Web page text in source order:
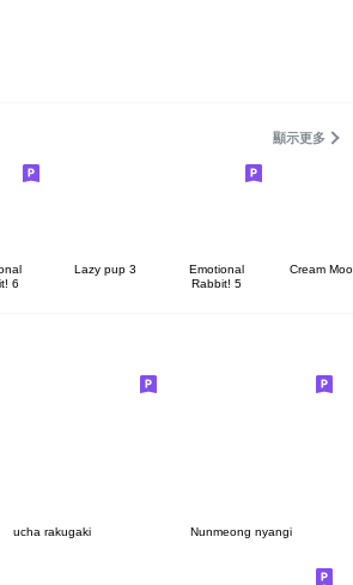
顯示更多
6
Lazy pup 3
Emotional
Rabbit! 5
Cream
ucha rakugaki Nunmeong nyangi